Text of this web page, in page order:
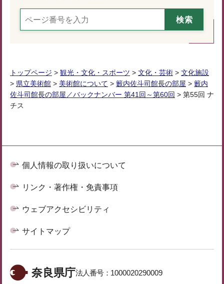
トップページ > 観光・文化・スポーツ > 文化・芸術 > 文化施設
> 県立美術館 > 美術館について > 籔内佐斗司館長の部屋 > 籔内
佐斗司館長の部屋／バックナンバー 第41回～第60回 > 第55回 ナ
チス
個人情報の取り扱いについて
リンク・著作権・免責事項
ウェブアクセシビリティ
サイトマップ
奈良県庁法人番号： 1000020290009